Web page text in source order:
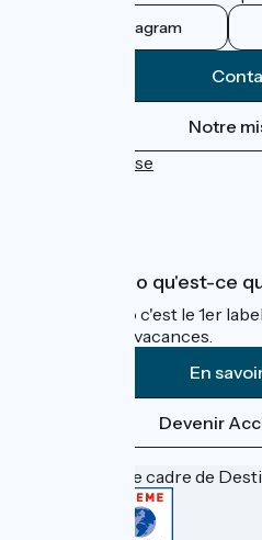
Instagram
Notre
Espace Presse
Accueil Vélo qu'est-ce
Accueil Vélo c'est le 1er
cyclistes en vacances.
En
Devenir
Financé dans le cadre de